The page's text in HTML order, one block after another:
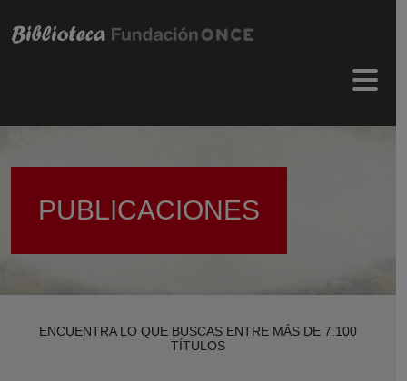
PUBLICACIONES
ENCUENTRA LO QUE BUSCAS ENTRE MÁS DE 7.100
TÍTULOS